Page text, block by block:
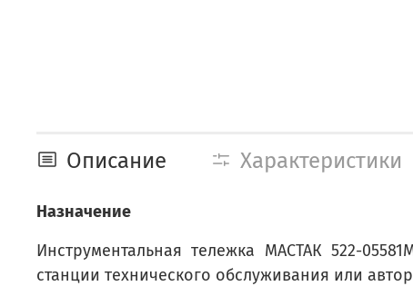
Описание Характеристики
Назначение
Инструментальная тележка МАСТАК 522-
станции технического обслуживания или